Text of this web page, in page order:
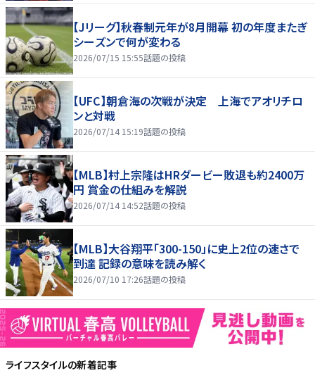
【Jリーグ】秋春制元年が8月開幕 初の年度またぎ
シーズンで何が変わる
2026/07/15 15:55話題の投稿
【UFC】朝倉海の次戦が決定 上海でアオリチロ
ンと対戦
2026/07/14 15:19話題の投稿
【MLB】村上宗隆はHRダービー敗退も約2400万
円 賞金の仕組みを解説
2026/07/14 14:52話題の投稿
【MLB】大谷翔平「300-150」に史上2位の速さで
到達 記録の意味を読み解く
2026/07/10 17:26話題の投稿
ライフスタイルの新着記事